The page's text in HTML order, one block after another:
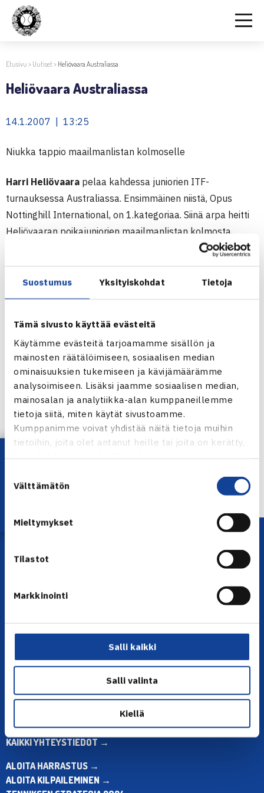
Suostumus Yksityiskohdat Tietoja
Tämä sivusto käyttää evästeitä
Käytämme evästeitä tarjoamamme sisällön ja
mainosten räätälöimiseen, sosiaalisen median
ominaisuuksien tukemiseen ja kävijämäärämme
analysoimiseen. Lisäksi jaamme sosiaalisen median,
mainosalan ja analytiikka-alan kumppaneillemme
tietoja siitä, miten käytät sivustoamme.
Kumppanimme voivat yhdistää näitä tietoja muihin
tietoihin, joita olet antanut heille tai joita on kerätty,
kun olet käyttänyt heidän palvelujaan.
valinta
Välttämätön
Mieltymykset
Tilastot
Markkinointi
Salli kaikki
Salli valinta
Kiellä
Etusivu > Uutiset> Heliövaara Australiassa
Heliövaara Australiassa
14.1.2007 | 13:25
Niukka tappio maailmanlistan kolmoselle
Harri Heliövaara pelaa kahdessa juniorien ITF-
turnauksessa Australiassa. Ensimmäinen niistä, Opus
Nottinghill International, on 1.kategoriaa. Siinä arpa heitti
Heliövaaran poikajuniorien maailmanlistan kolmosta,
Romanian Petru-Alexandru Luncanua vastaan.
Joulukuussa Orange Bowlin poikien kaksinpelin voittanut
Luncanu sai venyä parhaaseensa Heliövaaraa vastaan,
mutta meni jatkoon luvuin 7-6, 7-5. Heliövaaralla oli
johtoasemassa.
Viikon kuluttua Heliövaara pelaa Melbournessa Australian
avointen junioriturnauksessa, joka on juniorien ITF-
turnausten ylintä, A-kategoriaa. (RN)
Jaa:
Seuraava uutinen: T.Nieminen ja Paukku… →
Lataa OmaTennis!
YHTEYSTIEDOT
Olympiastadion, Paavo Nurmen tie 1, 00250 Helsinki
Puh. 010 574 3959
ma-pe klo 10.00-12.00
Muina aikoina olkaa yhteydessä
sähköpostitse: toimisto@tennis.fi
KAIKKI YHTEYSTIEDOT →
ALOITA HARRASTUS →
ALOITA KILPAILEMINEN →